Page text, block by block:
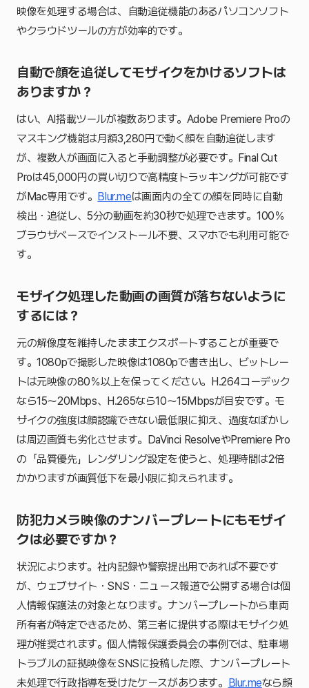
映像を処理する場合は、自動追従機能のあるパソコンソフト
やクラウドツールの方が効率的です。
自動で顔を追従してモザイクをかけるソフトは
ありますか？
はい、AI搭載ツールが複数あります。Adobe Premiere Proの
マスキング機能は月額3,280円で動く顔を自動追従します
が、複数人が画面に入ると手動調整が必要です。Final Cut
Proは45,000円の買い切りで高精度トラッキングが可能です
がMac専用です。 Blur.meは画面内の全ての顔を同時に自動
検出・追従し、5分の動画を約30秒で処理できます。100％
ブラウザベースでインストール不要、スマホでも利用可能で
す。
モザイク処理した動画の画質が落ちないように
するには？
元の解像度を維持したままエクスポートすることが重要で
す。1080pで撮影した映像は1080pで書き出し、ビットレー
トは元映像の80％以上を保ってください。H.264コーデック
なら15〜20Mbps、H.265なら10〜15Mbpsが目安です。モ
ザイクの強度は顔認識できない最低限に抑え、過度なぼかし
は周辺画質も劣化させます。DaVinci ResolveやPremiere Pro
の「品質優先」レンダリング設定を使うと、処理時間は2倍
かかりますが画質低下を最小限に抑えられます。
防犯カメラ映像のナンバープレートにもモザイ
クは必要ですか？
状況によります。社内記録や警察提出用であれば不要です
が、ウェブサイト・SNS・ニュース報道で公開する場合は個
人情報保護法の対象となります。ナンバープレートから車両
所有者が特定できるため、第三者に提供する際はモザイク処
理が推奨されます。個人情報保護委員会の事例では、駐車場
トラブルの証拠映像をSNSに投稿した際、ナンバープレート
未処理で行政指導を受けたケースがあります。 Blur.meなら顔